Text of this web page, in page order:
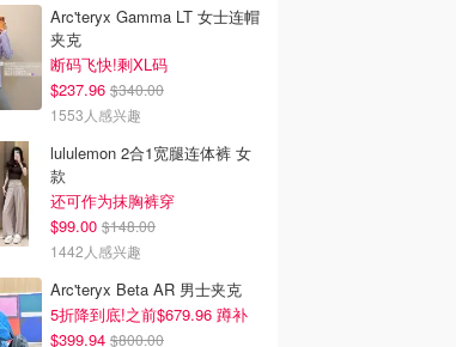
Arc'teryx Gamma LT 女士连帽
夹克
断码飞快!剩XL码
$237.96 $340.00
1553人感兴趣
lululemon 2合1宽腿连体裤 女
款
还可作为抹胸裤穿
$99.00 $148.00
1442人感兴趣
Arc'teryx Beta AR 男士夹克
5折降到底!之前$679.96 蹲补
$399.94 $800.00